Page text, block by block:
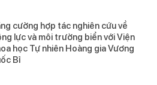
cường hợp tác nghiên cứu về
lực và môi trường biển với Viện
học Tự nhiên Hoàng gia Vương
Bỉ